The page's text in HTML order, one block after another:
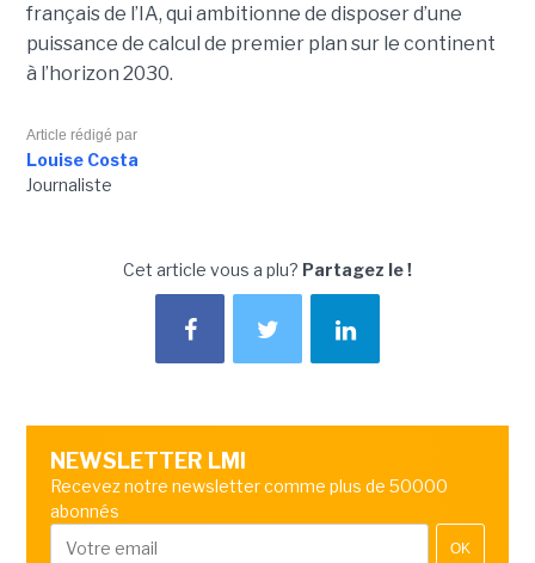
français de l’IA, qui ambitionne de disposer d’une
puissance de calcul de premier plan sur le continent
à l’horizon 2030.
Article rédigé par
Louise Costa
Journaliste
Cet article vous a plu? Partagez le !
NEWSLETTER LMI
Recevez notre newsletter comme plus de 50000
abonnés
OK